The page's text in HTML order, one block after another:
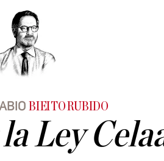
BIEITO RUBIDO
Ley